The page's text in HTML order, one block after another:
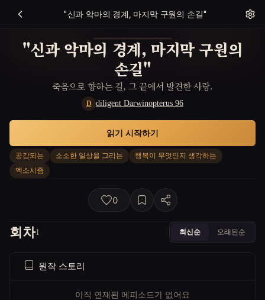
"신과 악마의 경계, 마지막 구원의 손길"
"신과 악마의 경계, 마지막 구원의
손길"
죽음으로 향하는 길, 그 끝에서 발견한 사랑.
D diligent Darwinopterus 96
공감되는 소소한 일상을 그리는
행복이 무엇인지 생각하는
엑소시즘
읽기 시작하기
0
회차1 최신순 오래된순
원작 스토리
아직 연재된 에피소드가 없어요